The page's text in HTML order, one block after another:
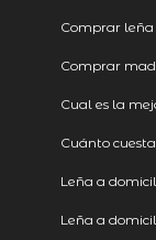
Comprar
Comprar
Cual es la
Cuánto
Leña a
Leña a